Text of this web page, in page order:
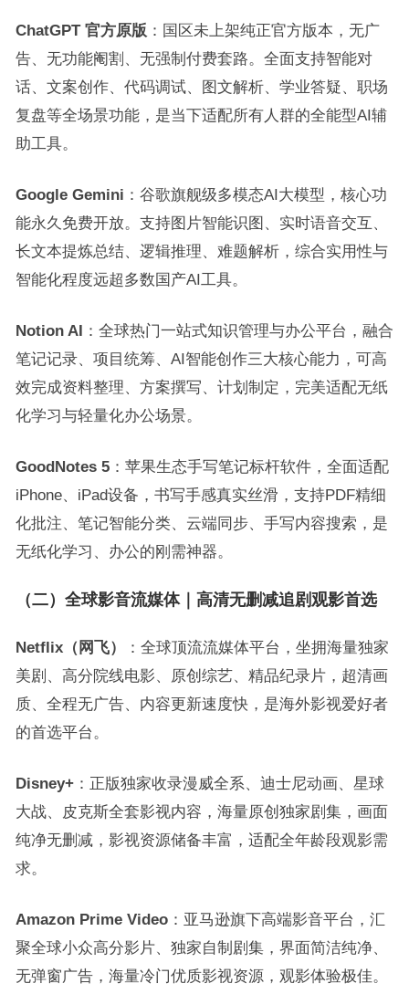
ChatGPT 官方原版 ：国区未上架纯正官方版本，无广
告、无功能阉割、无强制付费套路。全面支持智能对
话、文案创作、代码调试、图文解析、学业答疑、职场
复盘等全场景功能，是当下适配所有人群的全能型AI辅
助工具。
Google Gemini ：谷歌旗舰级多模态AI大模型，核心功
能永久免费开放。支持图片智能识图、实时语音交互、
长文本提炼总结、逻辑推理、难题解析，综合实用性与
智能化程度远超多数国产AI工具。
Notion AI ：全球热门一站式知识管理与办公平台，融合
笔记记录、项目统筹、AI智能创作三大核心能力，可高
效完成资料整理、方案撰写、计划制定，完美适配无纸
化学习与轻量化办公场景。
GoodNotes 5：苹果生态手写笔记标杆软件，全面适配
iPhone、iPad设备，书写手感真实丝滑，支持PDF精细
化批注、笔记智能分类、云端同步、手写内容搜索，是
无纸化学习、办公的刚需神器。
（二）全球影音流媒体｜高清无删减追剧观影首选
Netflix（网飞）
：全球顶流流媒体平台，坐拥海量独家
美剧、高分院线电影、原创综艺、精品纪录片，超清画
质、全程无广告、内容更新速度快，是海外影视爱好者
的首选平台。
Disney+：正版独家收录漫威全系、迪士尼动画、星球
大战、皮克斯全套影视内容，海量原创独家剧集，画面
纯净无删减，影视资源储备丰富，适配全年龄段观影需
求。
Amazon Prime Video：亚马逊旗下高端影音平台，汇
聚全球小众高分影片、独家自制剧集，界面简洁纯净、
无弹窗广告，海量冷门优质影视资源，观影体验极佳。